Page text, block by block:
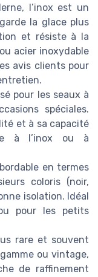
l’inox est un
la glace plus
et résiste à la
acier inoxydable
avis clients pour
pour les seaux à
spéciales.
et à sa capacité
à l’inox ou à
en termes
coloris (noir,
isolation. Idéal
pour les petits
rare et souvent
ou vintage,
de raffinement